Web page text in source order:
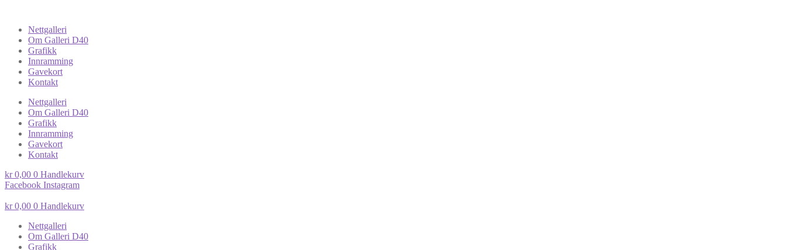
Nettgalleri
Om Galleri D40
Grafikk
Innramming
Gavekort
Kontakt
Nettgalleri
Om Galleri D40
Grafikk
Innramming
Gavekort
Kontakt
kr0,00 0 Handlekurv
Facebook Instagram
kr0,00 0 Handlekurv
Nettgalleri
Om Galleri D40
Grafikk